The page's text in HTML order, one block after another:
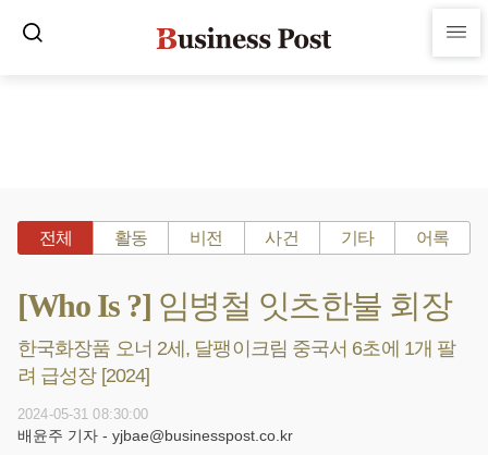
전체 활동 비전 사건 기타 어록
[Who Is ?] 임병철 잇츠한불 회장
한국화장품 오너 2세, 달팽이크림 중국서 6초에 1개 팔
려 급성장 [2024]
2024-05-31 08:30:00
배윤주 기자 - yjbae@businesspost.co.kr